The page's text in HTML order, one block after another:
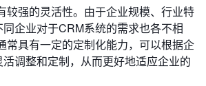
较强的灵活性。由于企业规模、行业特
企业对于CRM系统的需求也各不相
常具有一定的定制化能力，可以根据企
调整和定制，从而更好地适应企业的